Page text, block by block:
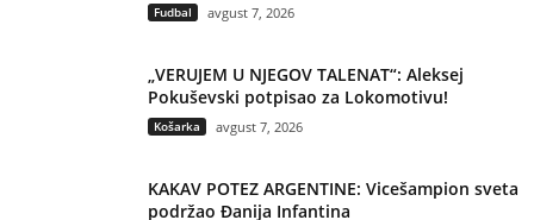
Fudbal avgust 7, 2026
„VERUJEM U NJEGOV TALENAT“: Aleksej
Pokuševski potpisao za Lokomotivu!
Košarka avgust 7, 2026
KAKAV POTEZ ARGENTINE: Vicešampion sveta
podržao Đanija Infantina